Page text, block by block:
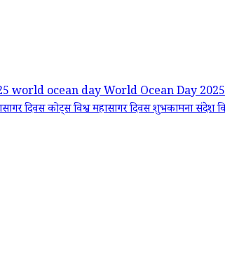
world ocean dayWorld Ocean Day
दिवस कोट्सविश्व महासागर दिवस शुभकामना संदेश